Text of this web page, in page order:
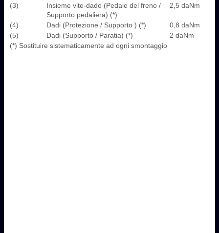
(3)
Insieme vite-dado (Pedale del freno /
Supporto pedaliera) (*)
2,5 daNm
(4) Dadi (Protezione / Supporto ) (*)
0,8 daNm
(5)
Dadi (Supporto / Paratia) (*)
2 daNm
(*) Sostituire sistematicamente ad ogni smontaggio